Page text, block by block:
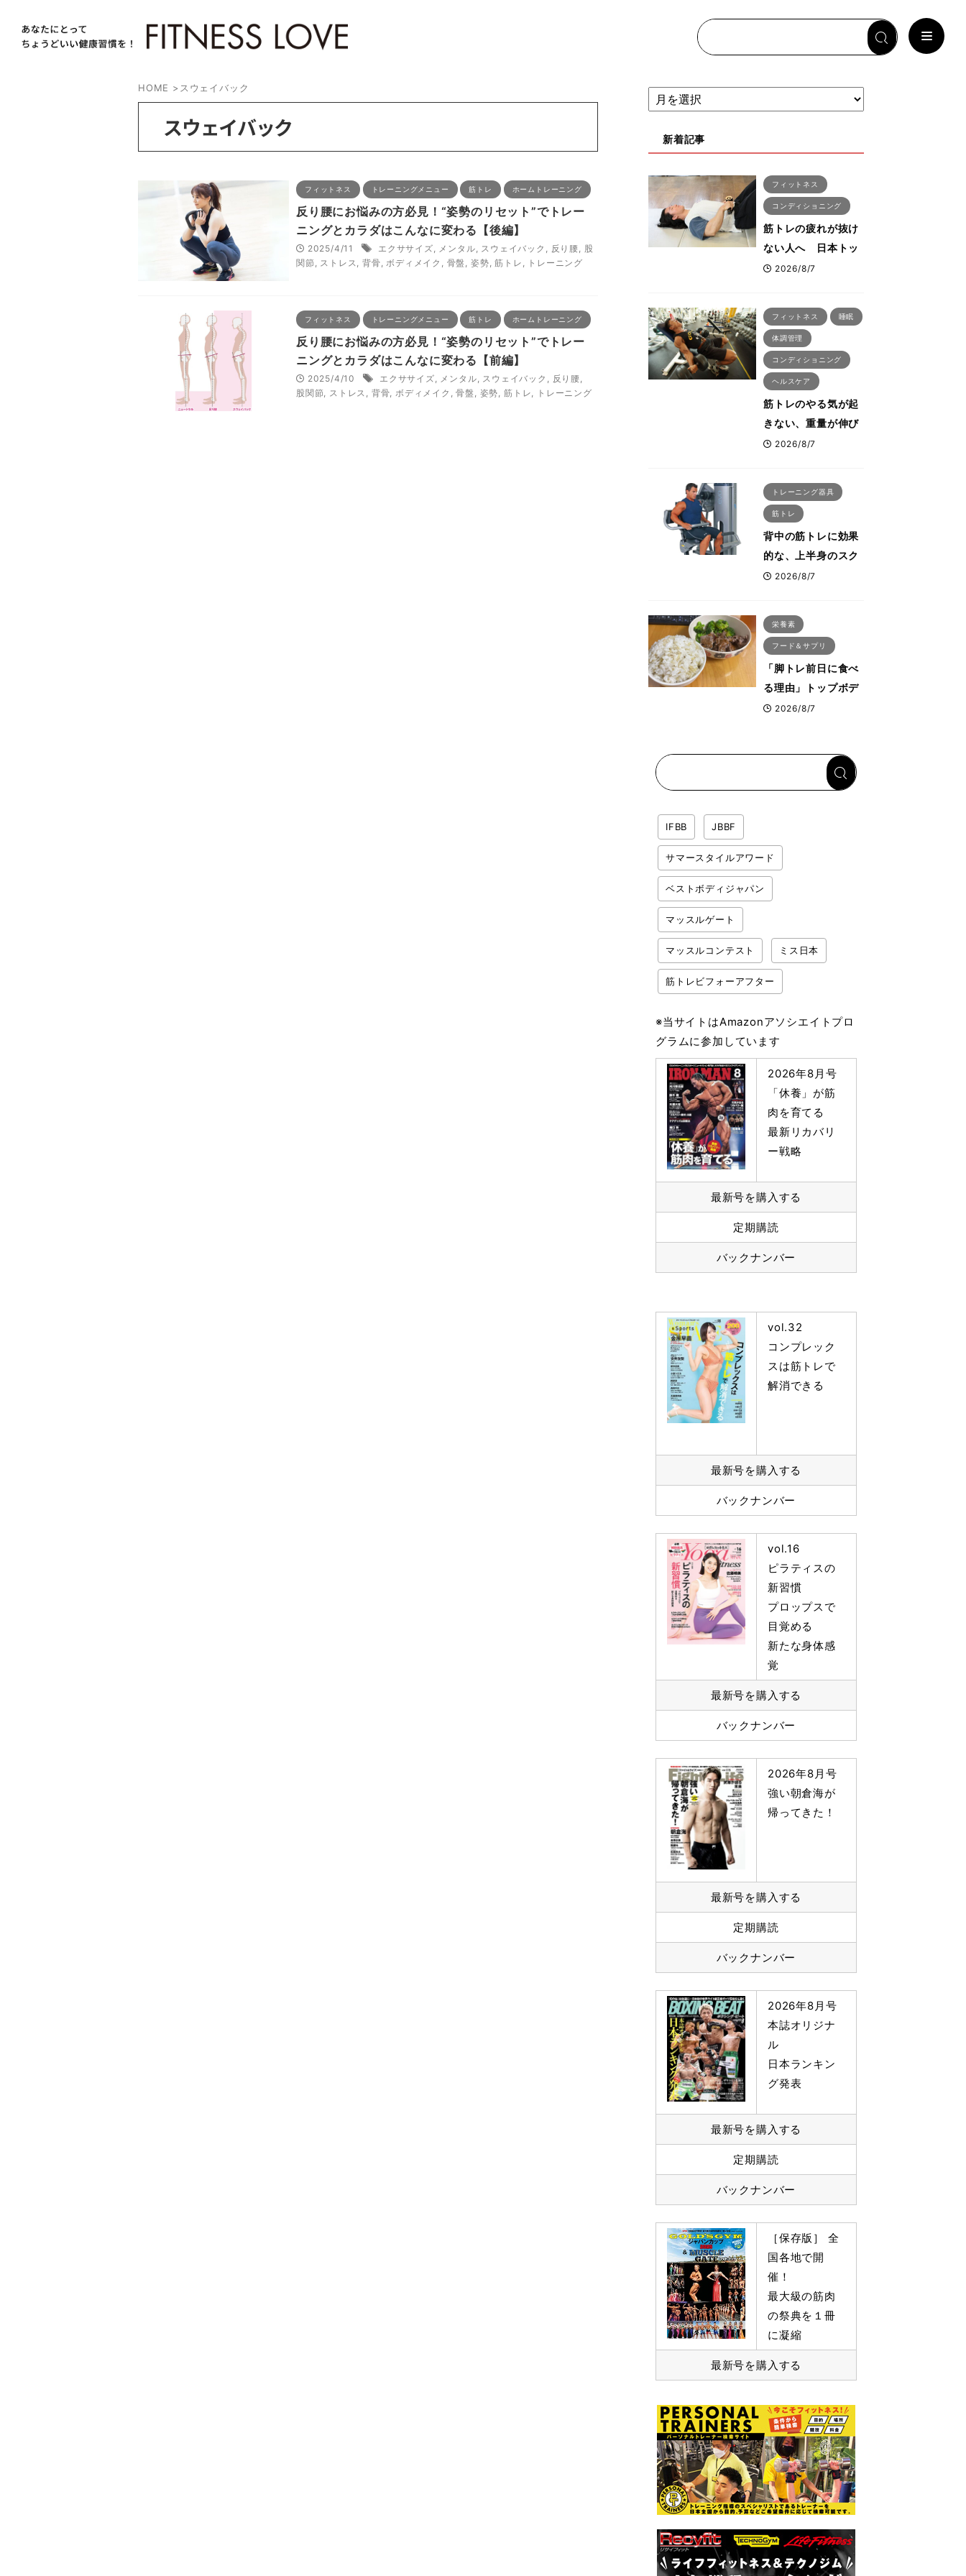
HOME > スウェイバック
スウェイバック
フィットネス トレーニングメニュー 筋トレ ホームトレーニング
反り腰にお悩みの方必見！“姿勢のリセット”でトレー
ニングとカラダはこんなに変わる【後編】
2025/4/11 エクササイズ, メンタル, スウェイバック , 反り腰, 股
関節 , ストレス,背骨,ボディメイク , 骨盤 , 姿勢,筋トレ , トレーニング
フィットネス トレーニングメニュー 筋トレ ホームトレーニング
反り腰にお悩みの方必見！“姿勢のリセット”でトレー
ニングとカラダはこんなに変わる【前編】
2025/4/10 エクササイズ, メンタル, スウェイバック , 反り腰,
股関節, ストレス , 背骨,ボディメイク ,骨盤 , 姿勢, 筋トレ, トレーニング
新着記事
フィットネス
コンディショニング
筋トレの疲れが抜け
ない人へ 日本トッ
プボディビルダー・
る「回復習慣」
2026/8/7
フィットネス 睡眠
体調管理
コンディショニング
ヘルスケア
筋トレのやる気が起
きない、重量が伸び
ない ボディビル世
える食事・睡眠・呼
吸の整え方
2026/8/7
トレーニング器具
筋トレ
背中の筋トレに効果
的な、上半身のスク
ワットとも言われた
ス・プルオーバーマ
シン”とは？
2026/8/7
栄養素
フード＆サプリ
「脚トレ前日に食べ
る理由」トップボデ
ィビルダーが愛用す
2026/8/7
IFBB JBBF
サマースタイルアワード
ベストボディジャパン
マッスルゲート
マッスルコンテスト ミス日本
筋トレビフォーアフター
※当サイトはAmazonアソシエイトプロ
グラムに参加しています
2026年8月号
「休養」が筋
肉を育てる
最新リカバリ
ー戦略
最新号を購入する
定期購読
バックナンバー
vol.32
コンプレック
スは筋トレで
解消できる
最新号を購入する
バックナンバー
vol.16
ピラティスの
新習慣
プロップスで
目覚める
新たな身体感
覚
最新号を購入する
バックナンバー
2026年8月号
強い朝倉海が
帰ってきた！
最新号を購入する
定期購読
バックナンバー
2026年8月号
本誌オリジナ
ル
日本ランキン
グ発表
最新号を購入する
定期購読
バックナンバー
［保存版］ 全
国各地で開
催！
最大級の筋肉
の祭典を１冊
に凝縮
最新号を購入する